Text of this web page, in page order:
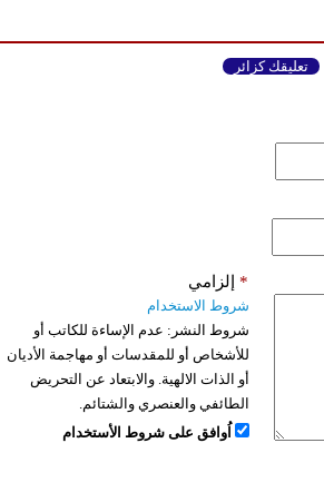
تعليقك كزائر
إلزامي *
شروط الاستخدام
شروط النشر: عدم الإساءة للكاتب أو
للأشخاص أو للمقدسات أو مهاجمة الأديان
أو الذات الالهية. والابتعاد عن التحريض
الطائفي والعنصري والشتائم.
اُوافق على شروط الأستخدام